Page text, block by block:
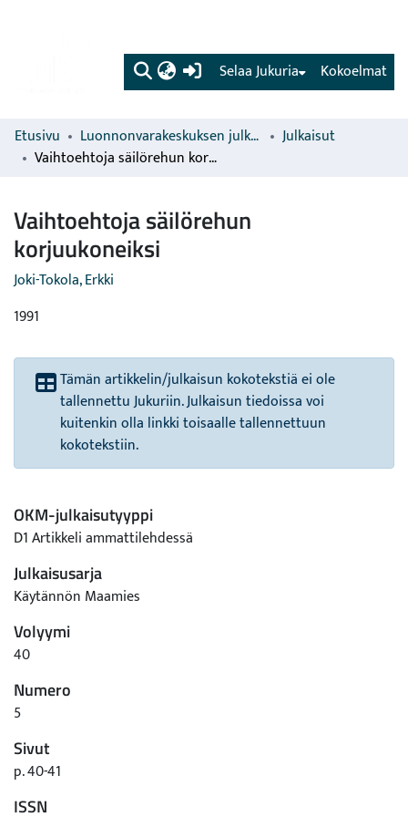
(current) Kokoelmat
Selaa Jukuria
Etusivu Luonnonvarakeskuksen julkaisut
Julkaisut
Vaihtoehtoja säilörehun korjuukoneiksi
Vaihtoehtoja säilörehun
korjuukoneiksi
Joki-Tokola, Erkki
1991
Tämän artikkelin/julkaisun kokotekstiä ei ole
tallennettu Jukuriin. Julkaisun tiedoissa voi
kuitenkin olla linkki toisaalle tallennettuun
kokotekstiin.
OKM-julkaisutyyppi
D1 Artikkeli ammattilehdessä
Julkaisusarja
Käytännön Maamies
Volyymi
40
Numero
5
Sivut
p. 40-41
ISSN